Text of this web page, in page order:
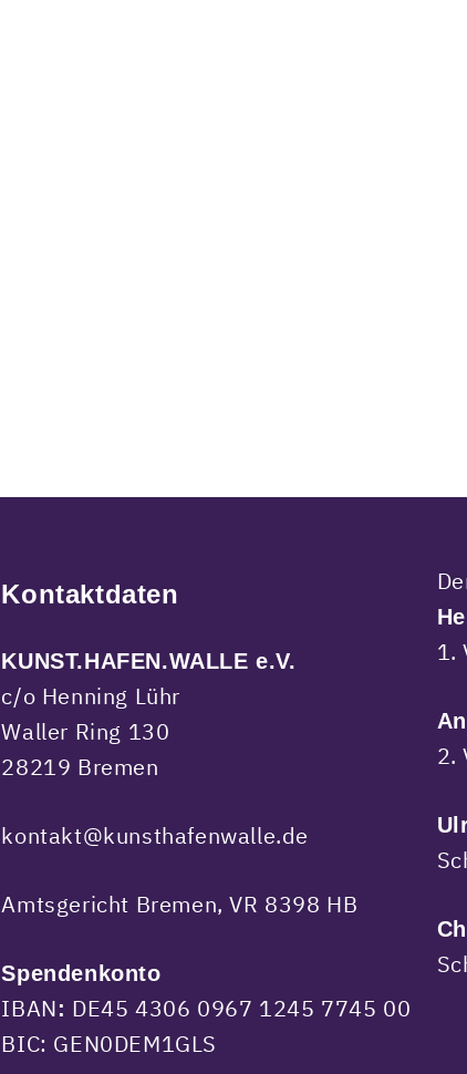
Kontaktdaten
KUNST.HAFEN.WALLE e.V.
c/o Henning Lühr
Waller Ring 130
28219 Bremen
kontakt@kunsthafenwalle.de
Amtsgericht Bremen, VR 8398 HB
Spendenkonto
IBAN: DE45 4306 0967 1245 7745 00
BIC: GEN0DEM1GLS
1.
2.